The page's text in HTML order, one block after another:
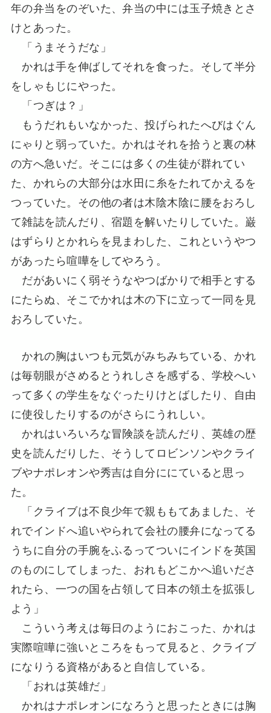
年の弁当をのぞいた、弁当の中には玉子焼きとさ
けとあった。
「うまそうだな」
かれは手を伸ばしてそれを食った。そして半分
をしゃもじにやった。
「つぎは？」
もうだれもいなかった、投げられたへびはぐん
にゃりと弱っていた。かれはそれを拾うと裏の林
の方へ急いだ。そこには多くの生徒が群れてい
た、かれらの大部分は水田に糸をたれてかえるを
つっていた。その他の者は木陰木陰に腰をおろし
て雑誌を読んだり、宿題を解いたりしていた。巌
はずらりとかれらを見まわした、これというやつ
があったら喧嘩をしてやろう。
だがあいにく弱そうなやつばかりで相手とする
にたらぬ、そこでかれは木の下に立って一同を見
おろしていた。
かれの胸はいつも元気がみちみちている、かれ
は毎朝眼がさめるとうれしさを感ずる、学校へい
って多くの学生をなぐったりけとばしたり、自由
に使役したりするのがさらにうれしい。
かれはいろいろな冒険談を読んだり、英雄の歴
史を読んだりした、そうしてロビンソンやクライ
ブやナポレオンや秀吉は自分ににていると思っ
た。
「クライブは不良少年で親ももてあました、そ
れでインドへ追いやられて会社の腰弁になってる
うちに自分の手腕をふるってついにインドを英国
のものにしてしまった、おれもどこかへ追いださ
れたら、一つの国を占領して日本の領土を拡張し
よう」
こういう考えは毎日のようにおこった、かれは
実際喧嘩に強いところをもって見ると、クライブ
になりうる資格があると自信している。
「おれは英雄だ」
かれはナポレオンになろうと思ったときには胸